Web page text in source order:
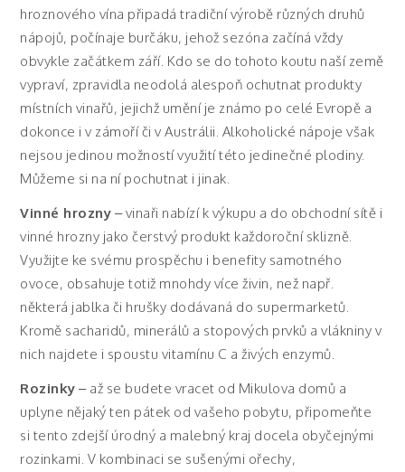
hroznového vína připadá tradiční výrobě různých druhů
nápojů, počínaje burčáku, jehož sezóna začíná vždy
obvykle začátkem září. Kdo se do tohoto koutu naší země
vypraví, zpravidla neodolá alespoň ochutnat produkty
místních vinařů, jejichž umění je známo po celé Evropě a
dokonce i v zámoří či v Austrálii. Alkoholické nápoje však
nejsou jedinou možností využití této jedinečné plodiny.
Můžeme si na ní pochutnat i jinak.
Vinné hrozny – vinaři nabízí k výkupu a do obchodní sítě i
vinné hrozny jako čerstvý produkt každoroční sklizně.
Využijte ke svému prospěchu i benefity samotného
ovoce, obsahuje totiž mnohdy více živin, než např.
některá jablka či hrušky dodávaná do supermarketů.
Kromě sacharidů, minerálů a stopových prvků a vlákniny v
nich najdete i spoustu vitamínu C a živých enzymů.
Rozinky – až se budete vracet od Mikulova domů a
uplyne nějaký ten pátek od vašeho pobytu, připomeňte
si tento zdejší úrodný a malebný kraj docela obyčejnými
rozinkami. V kombinaci se sušenými ořechy,